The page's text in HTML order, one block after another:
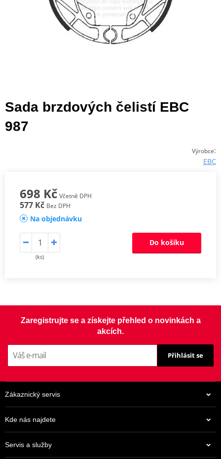
Sada brzdových čelistí EBC
987
Výrobce:
EBC
698 Kč Včetně DPH
577 Kč Bez DPH
Na objednávku
(ks)
Do košíku
Zaregistrujte se a získejte přehled o novinkách a
akcích.
Přihlásit se
Zákaznický servis
Kde nás najdete
Servis a služby